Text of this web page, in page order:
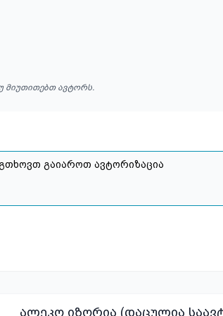
მიუთითებთ ავტორს.
ალეკო იზორია (დაცულია